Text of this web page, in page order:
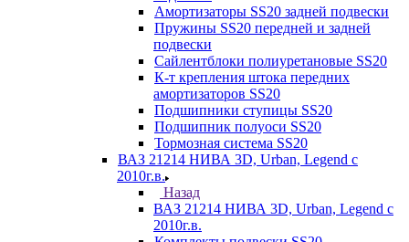
Амортизаторы SS20 задней подвески
Пружины SS20 передней и задней
подвески
Сайлентблоки полиуретановые SS20
К-т крепления штока передних
амортизаторов SS20
Подшипники ступицы SS20
Подшипник полуоси SS20
Тормозная система SS20
ВАЗ 21214 НИВА 3D, Urban, Legend c
2010г.в.
Назад
ВАЗ 21214 НИВА 3D, Urban, Legend c
2010г.в.